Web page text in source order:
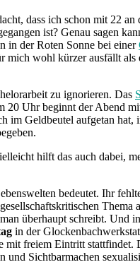
dass ich schon mit 22
ist? Genau sagen
in der Roten Sonne bei einer
mich wohl kürzer ausfällt
zu ignorieren. Das
20 Uhr beginnt der Abend
im Geldbeutel aufgetan hat,
hilft das auch dabei,
bedeutet. Ihr
Thema
überhaupt schreibt. Und
in der
mit freiem Eintritt stattfindet.
Sichtbarmachen